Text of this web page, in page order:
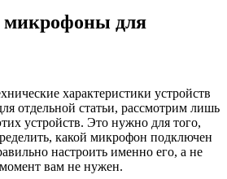
для
характеристики устройств
отдельной статьи, рассмотрим лишь
устройств. Это нужно для того,
какой микрофон подключен
настроить именно его, а не
вам не нужен.